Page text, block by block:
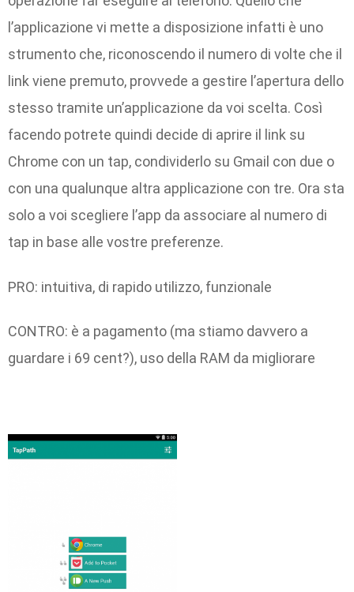
l’applicazione vi mette a disposizione infatti è uno
strumento che, riconoscendo il numero di volte che il
link viene premuto, provvede a gestire l’apertura dello
stesso tramite un’applicazione da voi scelta. Così
facendo potrete quindi decide di aprire il link su
Chrome con un tap, condividerlo su Gmail con due o
con una qualunque altra applicazione con tre. Ora sta
solo a voi scegliere l’app da associare al numero di
tap in base alle vostre preferenze.
PRO: intuitiva, di rapido utilizzo, funzionale
CONTRO: è a pagamento (ma stiamo davvero a
guardare i 69 cent?), uso della RAM da migliorare